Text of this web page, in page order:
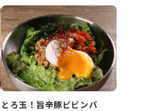
とろ玉！旨辛豚ビビンバ